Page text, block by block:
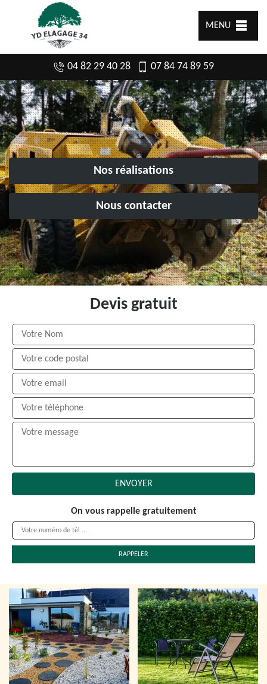
MENU
04 82 29 40 28 07 84 74 89 59
Nos réalisations
Nous contacter
Devis gratuit
On vous rappelle gratuitement